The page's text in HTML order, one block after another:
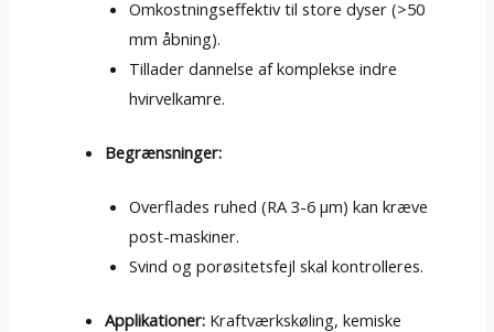
Omkostningseffektiv til store dyser (>50
mm åbning).
Tillader dannelse af komplekse indre
hvirvelkamre.
Begrænsninger:
Overflades ruhed (RA 3-6 μm) kan kræve
post-maskiner.
Svind og porøsitetsfejl skal kontrolleres.
Applikationer: Kraftværkskøling, kemiske